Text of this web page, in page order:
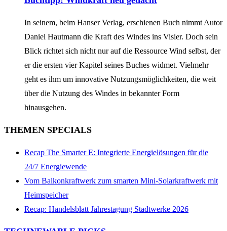
In seinem, beim Hanser Verlag, erschienen Buch nimmt Autor
Daniel Hautmann die Kraft des Windes ins Visier. Doch sein
Blick richtet sich nicht nur auf die Ressource Wind selbst, der
er die ersten vier Kapitel seines Buches widmet. Vielmehr
geht es ihm um innovative Nutzungsmöglichkeiten, die weit
über die Nutzung des Windes in bekannter Form
hinausgehen.
THEMEN SPECIALS
Recap The Smarter E: Integrierte Energielösungen für die
24/7 Energiewende
Vom Balkonkraftwerk zum smarten Mini-Solarkraftwerk mit
Heimspeicher
Recap: Handelsblatt Jahrestagung Stadtwerke 2026